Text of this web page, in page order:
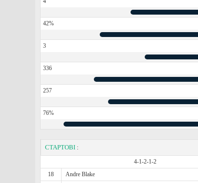
42%
3
336
257
76%
СТАРТОВІ :
4-1-2-1-2
18
Andre Blake